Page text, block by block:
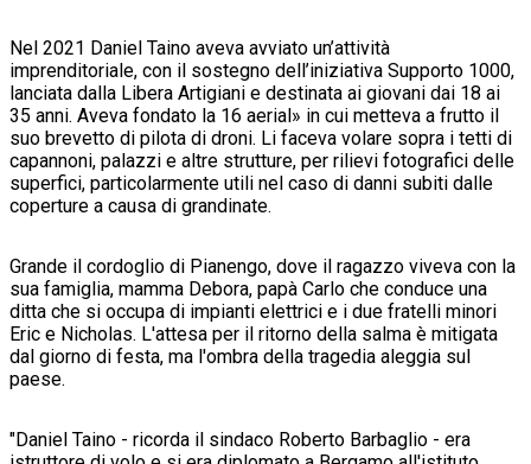
Nel 2021 Daniel Taino aveva avviato un’attività
imprenditoriale, con il sostegno dell’iniziativa Supporto 1000,
lanciata dalla Libera Artigiani e destinata ai giovani dai 18 ai
35 anni. Aveva fondato la 16 aerial» in cui metteva a frutto il
suo brevetto di pilota di droni. Li faceva volare sopra i tetti di
capannoni, palazzi e altre strutture, per rilievi fotografici delle
superfici, particolarmente utili nel caso di danni subiti dalle
coperture a causa di grandinate.
Grande il cordoglio di Pianengo, dove il ragazzo viveva con la
sua famiglia, mamma Debora, papà Carlo che conduce una
ditta che si occupa di impianti elettrici e i due fratelli minori
Eric e Nicholas. L'attesa per il ritorno della salma è mitigata
dal giorno di festa, ma l'ombra della tragedia aleggia sul
paese.
"Daniel Taino - ricorda il sindaco Roberto Barbaglio - era